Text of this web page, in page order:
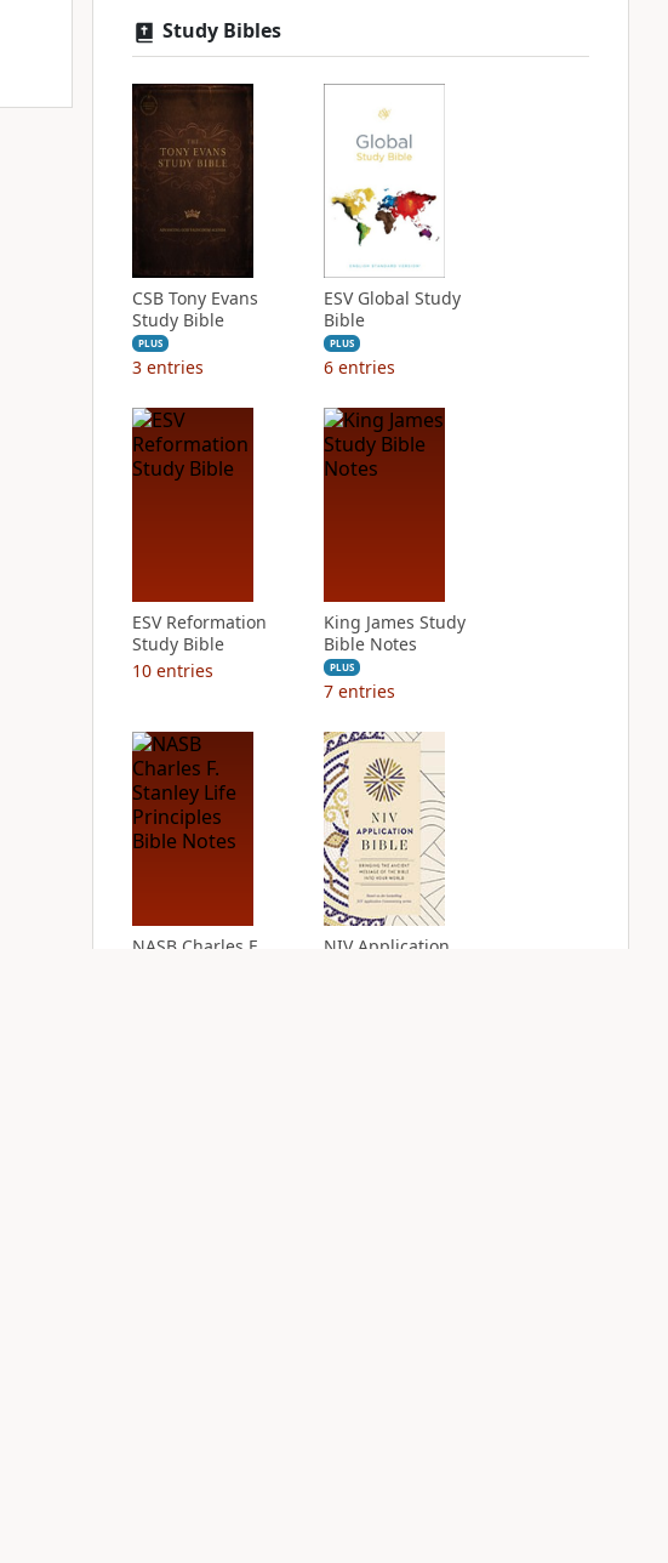
Study Bibles
CSB Tony Evans
Study Bible
PLUS
3 entries
ESV Global Study
Bible
PLUS
6 entries
ESV Reformation
Study Bible
10 entries
King James Study
Bible Notes
PLUS
7 entries
NASB Charles F.
NIV Application